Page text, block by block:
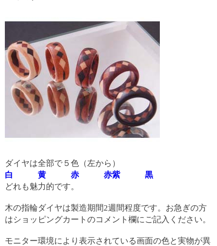
ダイヤは全部で５色（左から）
白
黄 赤 赤紫
黒
どれも魅力的です。
木の指輪ダイヤは製造期間2週間程度です。お急ぎの方
はショッピングカートのコメント欄にご記入ください。
モニター環境により表示されている画面の色と実物が異